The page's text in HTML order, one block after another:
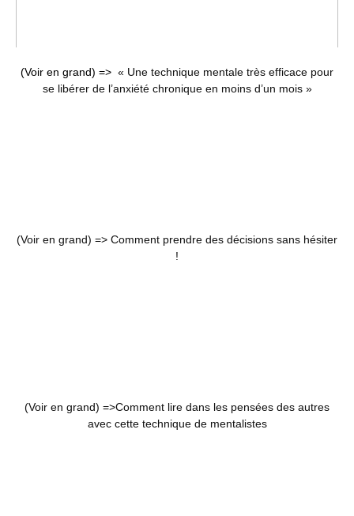
(Voir en grand) => « Une technique mentale très efficace pour
se libérer de l’anxiété chronique en moins d’un mois »
(Voir en grand) => Comment prendre des décisions sans hésiter
!
(Voir en grand) =>Comment lire dans les pensées des autres
avec cette technique de mentalistes